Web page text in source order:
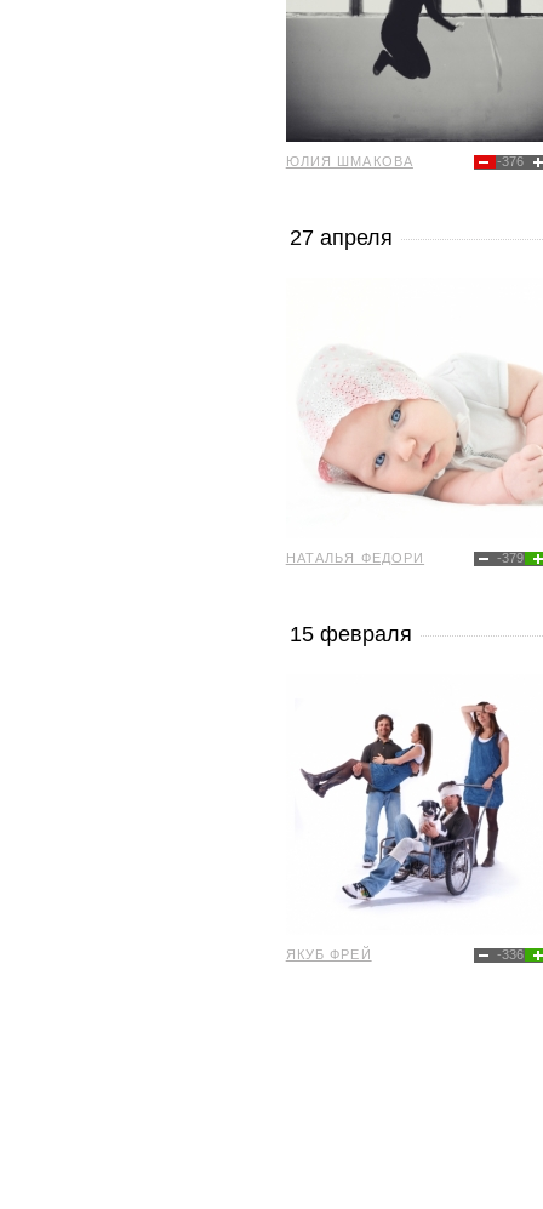
-376
ЮЛИЯ ШМАКОВА
27 апреля
-379
НАТАЛЬЯ ФЕДОРИ
15 февраля
-336
ЯКУБ ФРЕЙ